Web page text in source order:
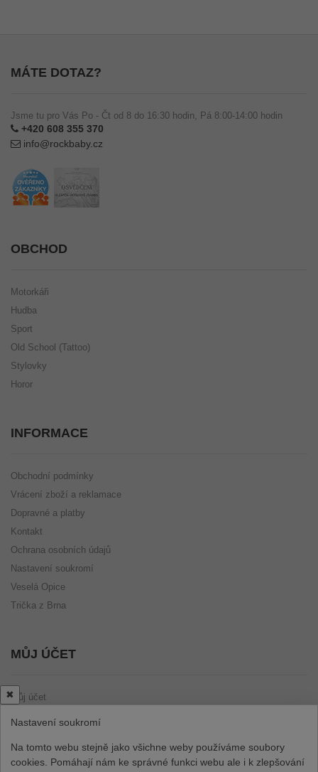
MÁTE DOTAZ?
Jsme tu pro Vás Po - Čt od 8 do 16:30 hodin, Pá 8:00-14:00 hodin
+420 608 355 370
info@rockbaby.cz
OBCHOD
Motorkáři
Hudba
Sport
Old School (Tattoo)
Stylovky
Horor
INFORMACE
Obchodní podmínky
Vrácení zboží a reklamace
Dopravné a platby
Kontakt
Ochrana osobních údajů
Nastavení soukromí
Veselá Opice
Trička z Brna
MŮJ ÚČET
Můj účet
Seznam objednávek
✖
Nastavení soukromí
Na tomto webu stejně jako všichne weby používáme soubory
cookies. Pomáhají nám ke správné funkci webu ale i k zlepšování